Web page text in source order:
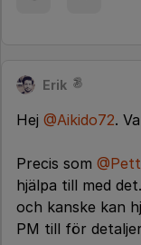
Erik
Hej @Aikido72.
Precis som
hjälpa till med
och kanske kan
PM till för